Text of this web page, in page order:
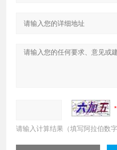
请输入计算结果（填写阿拉伯数